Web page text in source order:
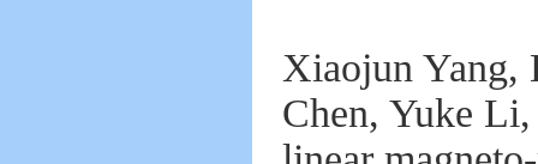
Xiaojun Yang,
Chen, Yuke